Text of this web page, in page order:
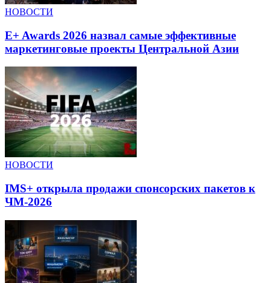
НОВОСТИ
E+ Awards 2026 назвал самые эффективные
маркетинговые проекты Центральной Азии
НОВОСТИ
IMS+ открыла продажи спонсорских пакетов к
ЧМ-2026